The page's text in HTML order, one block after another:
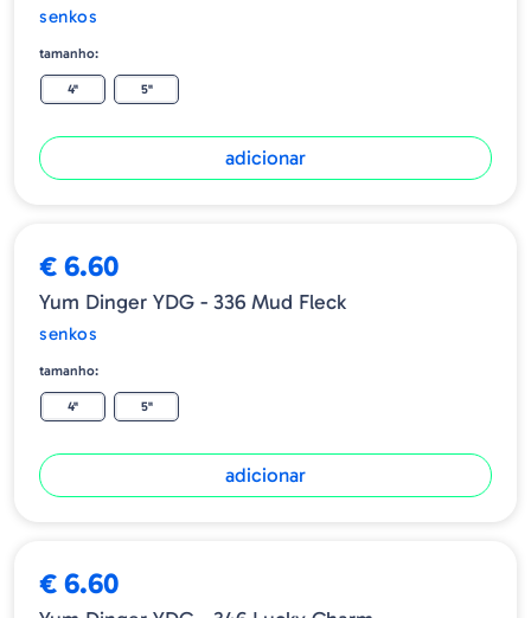
senkos
tamanho:
4" 5"
adicionar
€ 6.60
Yum Dinger YDG - 336 Mud Fleck
senkos
tamanho:
4" 5"
adicionar
€ 6.60